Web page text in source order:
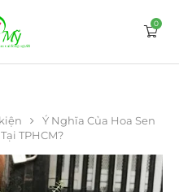
0
Ý Nghĩa Của Hoa Sen
TPHCM?